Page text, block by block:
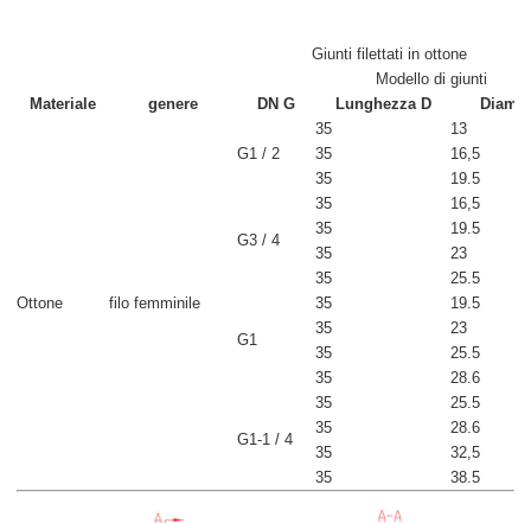
Giunti filettati in ottone
Modello di giunti
Materiale
genere DN G Lunghezza D
Ottone filo femminile
G1 / 2
35
13
35
16,5
35
19.5
G3 / 4
35
16,5
35
19.5
35
23
35
25.5
G1
35
19.5
35
23
35
25.5
35
28.6
G1-1 / 4
35
25.5
35
28.6
35
32,5
35
38.5